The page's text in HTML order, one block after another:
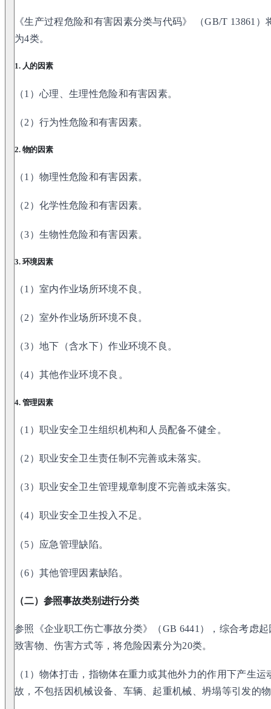
《生产过程危险和有害因素分类与代码》 （GB/T 13861
为4类。
1. 人的因素
（1）心理、生理性危险和有害因素。
（2）行为性危险和有害因素。
2. 物的因素
（1）物理性危险和有害因素。
（2）化学性危险和有害因素。
（3）生物性危险和有害因素。
3. 环境因素
（1）室内作业场所环境不良。
（2）室外作业场所环境不良。
（3）地下（含水下）作业环境不良。
（4）其他作业环境不良。
4. 管理因素
（1）职业安全卫生组织机构和人员配备不健全。
（2）职业安全卫生责任制不完善或未落实。
（3）职业安全卫生管理规章制度不完善或未落实。
（4）职业安全卫生投入不足。
（5）应急管理缺陷。
（6）其他管理因素缺陷。
（二）参照事故类别进行分类
参照《企业职工伤亡事故分类》（GB 6441），综合考虑
致害物、伤害方式等，将危险因素分为20类。
（1）物体打击，指物体在重力或其他外力的作用下产生
故，不包括因机械设备、车辆、起重机械、坍塌等引发的